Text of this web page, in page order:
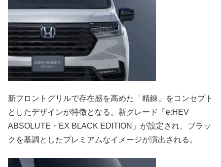
新フロントグリルで存在感を高めた「精錬」をコンセプト
としたデザインが特徴となる。新グレード「e:HEV
ABSOLUTE・EX BLACK EDITION」が設定され、ブラッ
クを基調としたプレミアムなイメージが演出される。